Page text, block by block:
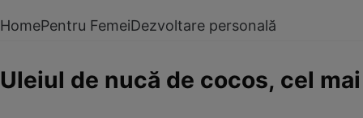
HomePentru FemeiDezvoltare personală
Uleiul de nucă de cocos, cel